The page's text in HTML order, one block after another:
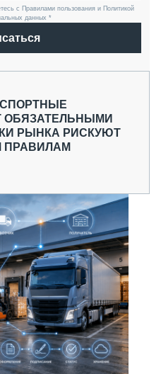
с Правилами пользования и Политикой
данных *
ОБЯЗАТЕЛЬНЫМИ
РЫНКА РИСКУЮТ
ПРАВИЛАМ